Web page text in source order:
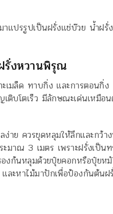
แปรรูปเป็นฝรั่งแช่บ๊วย น้ำฝรั่
รั่งหวานพิรุณ
ะเมล็ด ทาบกิ่ง และการตอนกิ่
ติบโตเร็ว มีลักษณะเด่นเหมื
ง่าย ควรขุดหลุมให้ลึกและกว้
ะมาณ 3 เมตร เพราะฝรั่งเป็น
องก้นหลุมด้วยปุ๋ยคอกหรือปุ๋ยห
ะหาไม้มาปักเพื่อป้องกันต้นฝ